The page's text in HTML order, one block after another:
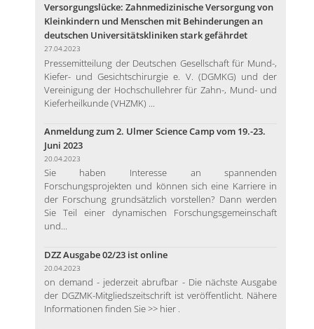
Versorgungslücke: Zahnmedizinische Versorgung von
Kleinkindern und Menschen mit Behinderungen an
deutschen Universitätskliniken stark gefährdet
27.04.2023
Pressemitteilung der Deutschen Gesellschaft für Mund-,
Kiefer- und Gesichtschirurgie e. V. (DGMKG) und der
Vereinigung der Hochschullehrer für Zahn-, Mund- und
Kieferheilkunde (VHZMK) ...
Anmeldung zum 2. Ulmer Science Camp vom 19.-23.
Juni 2023
20.04.2023
Sie haben Interesse an spannenden
Forschungsprojekten und können sich eine Karriere in
der Forschung grundsätzlich vorstellen? Dann werden
Sie Teil einer dynamischen Forschungsgemeinschaft
und...
DZZ Ausgabe 02/23 ist online
20.04.2023
on demand - jederzeit abrufbar - Die nächste Ausgabe
der DGZMK-Mitgliedszeitschrift ist veröffentlicht. Nähere
Informationen finden Sie >> hier .